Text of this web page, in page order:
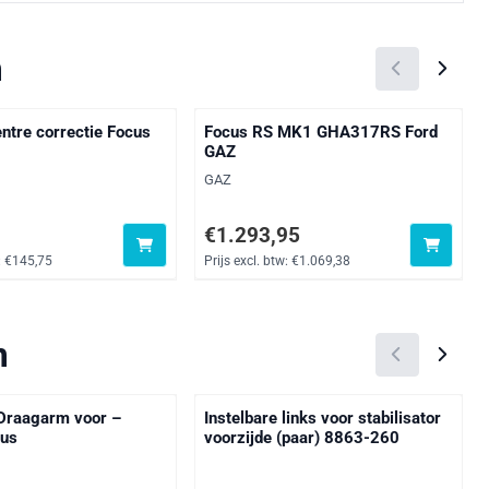
correctie Focus
exclusief btw: 145,75
€145,75
Focus RS MK1 GHA317RS Ford
GAZ
Merk:
GAZ
Prijs: 1 293,95, exclusief btw: 1 069,38
€1.293,95
Prijs excl. btw: €1.069,38
voor –
Instelbare links voor stabilisator
voorzijde (paar) 8863-260